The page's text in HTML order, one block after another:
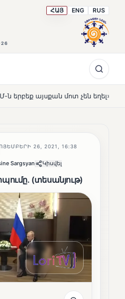
ՀԱՅ ENG RUS
չեն եղել» HOT
26, 2021, 16:38
Sargsyan Կիսվել
(տեսանյութ)